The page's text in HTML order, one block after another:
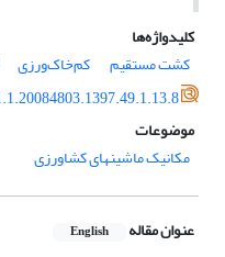
کلیدواژه‌ها
کشت مستقیم
کم‌خاک‌ورزی
موضوعات
مکانیک ماشینهای کشاورزی
عنوان مقاله English